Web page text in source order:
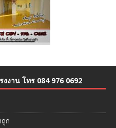
งาน โทร 084 976 0692
ก